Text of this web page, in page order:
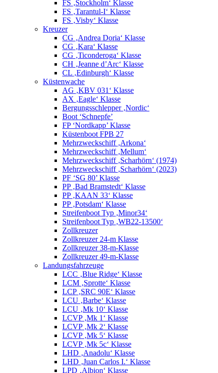
FS ‚Stockholm‘ Klasse
FS ‚Tarantul-I‘ Klasse
FS ‚Visby‘ Klasse
Kreuzer
CG ‚Andrea Doria‘ Klasse
CG ‚Kara‘ Klasse
CG ‚Ticonderoga‘ Klasse
CH ‚Jeanne d’Arc‘ Klasse
CL ‚Edinburgh‘ Klasse
Küstenwache
AG ‚KBV 031‘ Klasse
AX ‚Eagle‘ Klasse
Bergungsschlepper ‚Nordic‘
Boot ‘Schnepfe’
FP ‘Nordkapp’ Klasse
Küstenboot FPB 27
Mehrzweckschiff ‚Arkona‘
Mehrzweckschiff ‚Mellum‘
Mehrzweckschiff ‚Scharhörn‘ (1974)
Mehrzweckschiff ‚Scharhörn‘ (2023)
PF ‘SG 80’ Klasse
PP ‚Bad Bramstedt‘ Klasse
PP ‚KAAN 33‘ Klasse
PP ‚Potsdam‘ Klasse
Streifenboot Typ ‚Minor34‘
Streifenboot Typ ‚WB22-13500‘
Zollkreuzer
Zollkreuzer 24-m Klasse
Zollkreuzer 38-m-Klasse
Zollkreuzer 49-m-Klasse
Landungsfahrzeuge
LCC ‚Blue Ridge‘ Klasse
LCM ‚Sprotte‘ Klasse
LCP ‚SRC 90E‘ Klasse
LCU ‚Barbe‘ Klasse
LCU ‚Mk 10‘ Klasse
LCVP ‚Mk 1‘ Klasse
LCVP ‚Mk 2‘ Klasse
LCVP ‚Mk 5‘ Klasse
LCVP ‚Mk 5c‘ Klasse
LHD ‚Anadolu‘ Klasse
LHD ‚Juan Carlos I.‘ Klasse
LPD ‚Albion‘ Klasse